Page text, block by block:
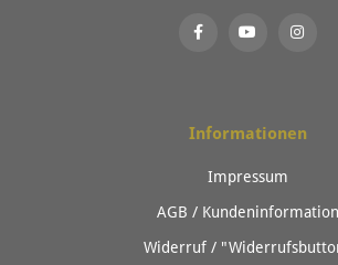
Informationen
Impressum
AGB / Kundeninformation
Widerruf /